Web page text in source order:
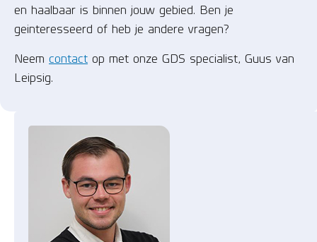
en haalbaar is binnen jouw gebied. Ben je
geinteresseerd of heb je andere vragen?
Neem contact op met onze GDS specialist, Guus van
Leipsig.